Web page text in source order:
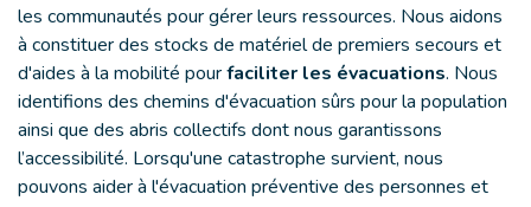
les communautés pour gérer leurs ressources. Nous aidons
à constituer des stocks de matériel de premiers secours et
d'aides à la mobilité pourfaciliter les évacuations. Nous
identifions des chemins d'évacuation sûrs pour la population
ainsi que des abris collectifs dont nous garantissons
l’accessibilité. Lorsqu'une catastrophe survient, nous
pouvons aider à l'évacuation préventive des personnes et